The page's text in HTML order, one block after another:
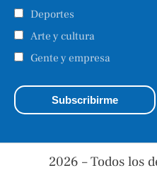
Deportes
Arte y cultura
Gente y empresa
2026 – Todos los